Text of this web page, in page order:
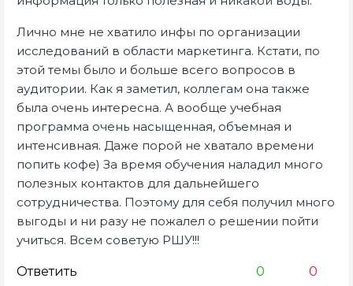
Лично мне не хватило инфы по организации
исследований в области маркетинга. Кстати, по
этой темы было и больше всего вопросов в
аудитории. Как я заметил, коллегам она также
была очень интересна. А вообще учебная
программа очень насыщенная, объемная и
интенсивная. Даже порой не хватало времени
попить кофе) За время обучения наладил много
полезных контактов для дальнейшего
сотрудничества. Поэтому для себя получил много
выгоды и ни разу не пожалел о решении пойти
учиться. Всем советую РШУ!!!
Ответить 0 0